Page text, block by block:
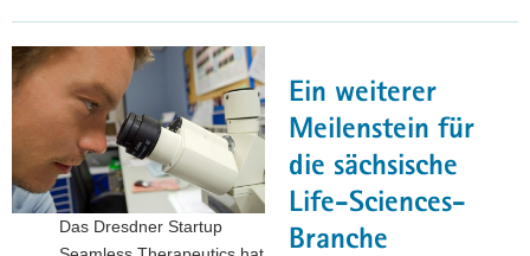
institutionelle
Förderung"
Ein weiterer
Meilenstein für
die sächsische
Life-Sciences-
Branche
Das Dresdner Startup